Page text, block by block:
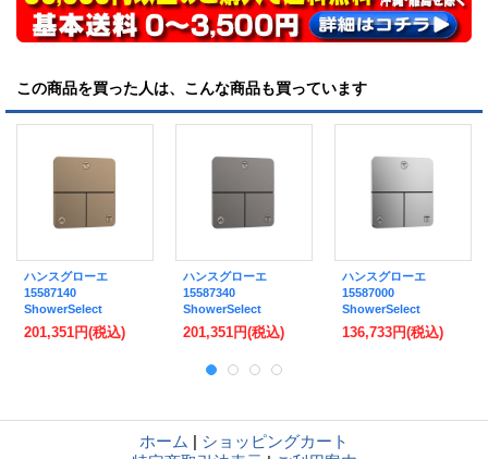
この商品を買った人は、こんな商品も買っています
ハンスグローエ
15587140
ShowerSelect
Comfort Q バルブ 埋
込式 3アウトレット切
201,351円(税込)
ハンスグローエ
15587340
ShowerSelect
Comfort Q バルブ 埋
込式 3アウトレット切
シュドブラッククロム
201,351円(税込)
ハンスグローエ
15587000
ShowerSelect
Comfort Q バルブ 埋
込式 3アウトレット切
136,733円(税込)
ホーム | ショッピングカート